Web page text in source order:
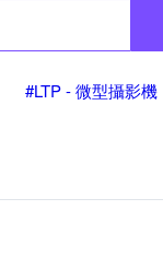
#LTP - 微型攝影機